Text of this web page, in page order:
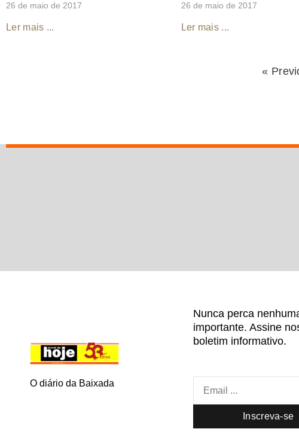
26 de maio de 2017
Ler mais ...
26 de maio de 2017
Ler mais ...
«
O diário da Baixada
Nunca perca
importante. Assine
boletim informativo.
Inscreva-se